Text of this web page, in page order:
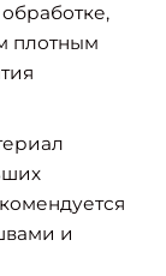
плотным
и